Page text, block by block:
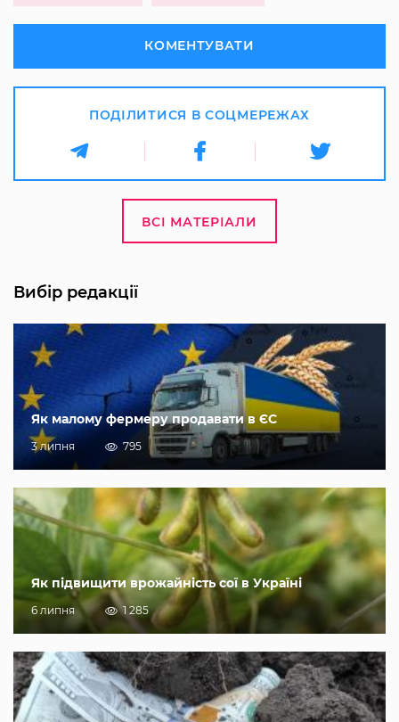
КОМЕНТУВАТИ
ПОДІЛИТИСЯ В СОЦМЕРЕЖАХ
ВСІ МАТЕРІАЛИ
Вибір редакції
Як малому фермеру продавати в ЄС
3 липня 795
Як підвищити врожайність сої в Україні
6 липня 1 285